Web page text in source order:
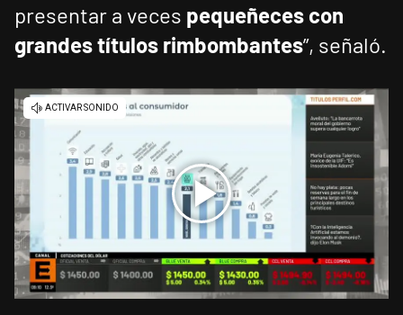
presentar a veces pequeñeces con
grandes títulos rimbombantes”, señaló.